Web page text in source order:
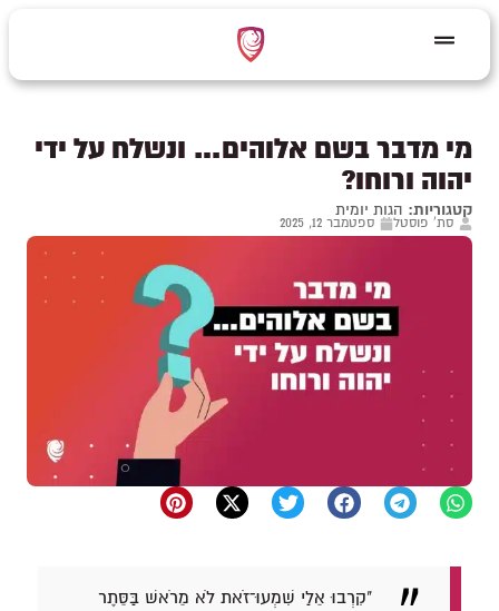
מי מדבר בשם אלוהים… ונשלח על ידי
יהוה ורוחו?
קטגוריות: הגות יומית
סת' פוסטל ספטמבר 12, 2025
"קִרְבוּ אֵלַי שִׁמְעוּ־זֹאת לֹא מֵרֹאשׁ בַּסֵּתֶר